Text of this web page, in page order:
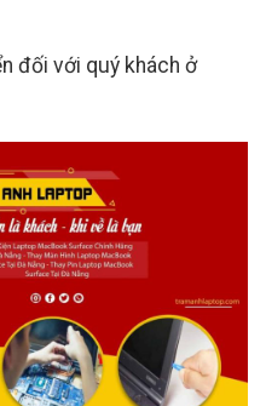
đối với quý khách ở